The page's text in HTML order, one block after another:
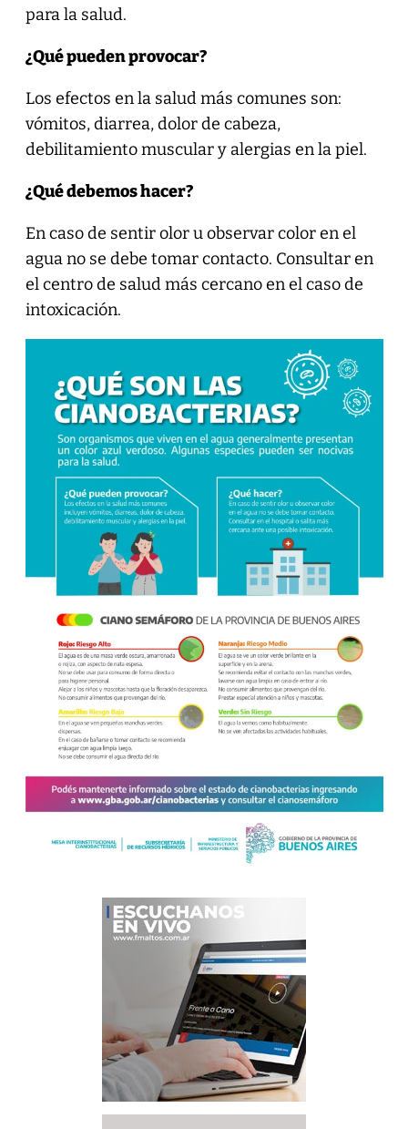
para la salud.
¿Qué pueden provocar?
Los efectos en la salud más comunes son:
vómitos, diarrea, dolor de cabeza,
debilitamiento muscular y alergias en la piel.
¿Qué debemos hacer?
En caso de sentir olor u observar color en el
agua no se debe tomar contacto. Consultar en
el centro de salud más cercano en el caso de
intoxicación.